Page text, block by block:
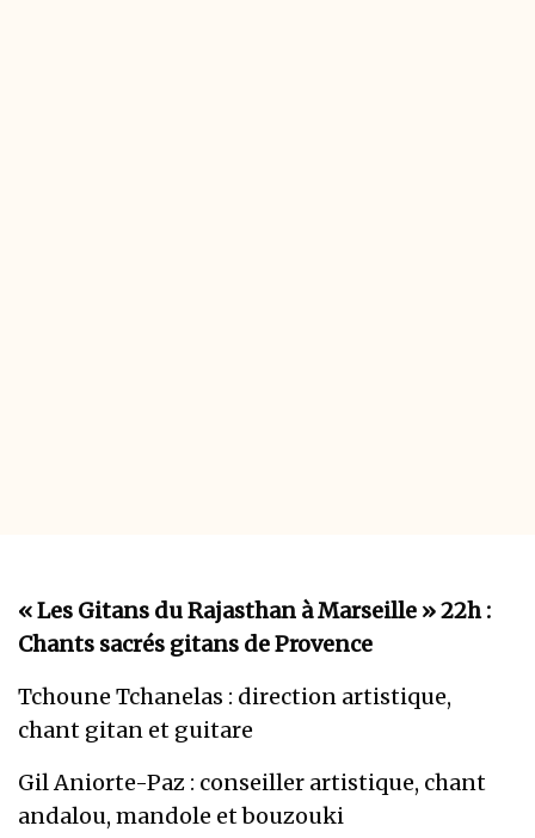
« Les Gitans du Rajasthan à Marseille » 22h :
Chants sacrés gitans de Provence
Tchoune Tchanelas : direction artistique,
chant gitan et guitare
Gil Aniorte-Paz : conseiller artistique, chant
andalou, mandole et bouzouki